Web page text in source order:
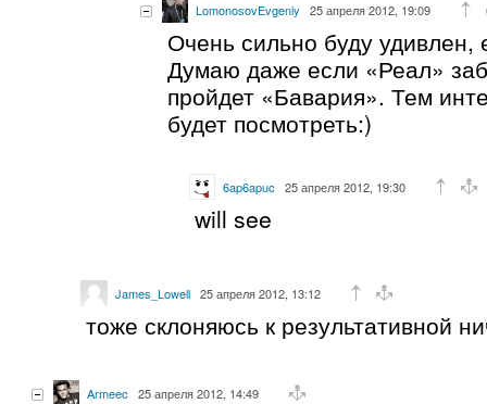
LomonosovEvgeniy 25 апреля 2012, 19:09
Очень сильно буду удивлен,
Думаю даже если «Реал»
пройдет «Бавария». Тем
будет посмотреть:)
6ap6apuc 25 апреля 2012, 19:30
will see
James_Lowell 25 апреля 2012, 13:12
тоже склоняюсь к результативной
Armeec 25 апреля 2012, 14:49